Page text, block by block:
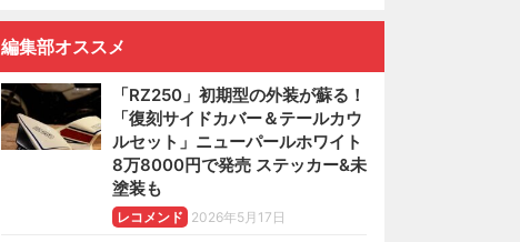
編集部オススメ
「RZ250」初期型の外装が蘇る！
「復刻サイドカバー＆テールカウ
ルセット」ニューパールホワイト
8万8000円で発売 ステッカー&未
塗装も
レコメンド 2026年5月17日